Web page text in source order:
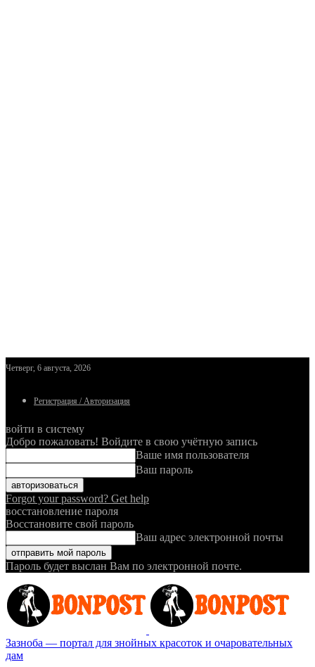
Четверг, 6 августа, 2026
Регистрация / Авторизация
войти в систему
Добро пожаловать! Войдите в свою учётную запись
Ваше имя пользователя
Ваш пароль
Forgot your password? Get help
восстановление пароля
Восстановите свой пароль
Ваш адрес электронной почты
Пароль будет выслан Вам по электронной почте.
Зазноба — портал для знойных красоток и очаровательных
дам